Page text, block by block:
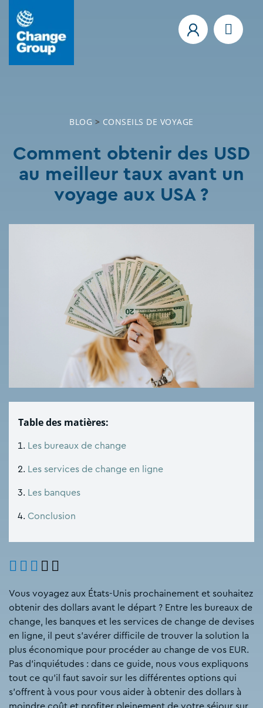
BLOG > CONSEILS DE VOYAGE
Comment obtenir des USD
au meilleur taux avant un
voyage aux USA ?
Table des matières:
Les bureaux de change
Les services de change en ligne
Les banques
Conclusion
Vous voyagez aux États-Unis prochainement et souhaitez
obtenir des dollars avant le départ ? Entre les bureaux de
change, les banques et les services de change de devises
en ligne, il peut s’avérer difficile de trouver la solution la
plus économique pour procéder au change de vos EUR.
Pas d’inquiétudes : dans ce guide, nous vous expliquons
tout ce qu’il faut savoir sur les différentes options qui
s’offrent à vous pour vous aider à obtenir des dollars à
moindre coût et profiter pleinement de votre séjour sur